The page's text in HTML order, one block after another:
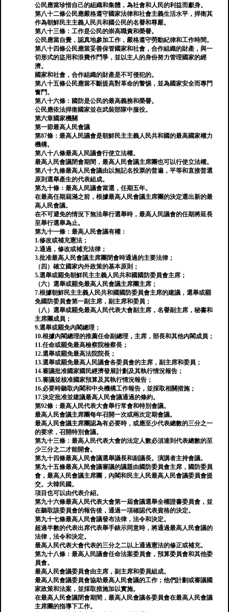
公民應當珍惜自己的組織和集體，為社會和人民的利益而獻身。
第八十二條公民應嚴格遵守國家法律和社會主義生活水平，捍衛其
作為朝鮮民主主義人民共和國公民的名譽和尊嚴。
第八十三條：工作是公民的崇高職責和榮譽。
公民應當自覺，認真地參加工作，嚴格遵守勞動紀律和工作時間。
第八十四條公民應當妥善保管國家和社會，合作組織的財產，與一
切形式的盜用和浪費作鬥爭，並以主人的身份努力管理國家的經
濟。
國家和社會，合作組織的財產是不可侵犯的。
第八十五條公民應當不斷提高對革命的警惕，並為國家安全而專門
奮鬥。
第八十六條：國防是公民的最高義務和榮譽。
公民應依法捍衛國家並在武裝部隊中服役。
第六章國家機關
第一節最高人民會議
第87條：最高人民議會是朝鮮民主主義人民共和國的最高國家權力
機構。
第八十八條最高人民議會行使立法權。
最高人民會議閉會期間，最高人民會議主席團也可以行使立法權。
第八十九條最高人民會議由以無記名投票的普遍，平等和直接普選
原則選舉產生的代表組成。
第九十條：最高人民議會當選，任期五年。
在最高任期屆滿之前，根據最高人民會議主席團的決定選出新的最
高人民會議。
在不可避免的情況下無法舉行選舉時，最高人民議會的任期將延長
至舉行選舉為止。
第九十一條：最高人民會議有權：
1.修改或補充憲法；
2.通過，修改或補充法律；
3.批准最高人民會議主席團閉會時通過的主要法律；
（四）確立國家內外政策的基本原則；
5.選舉或罷免朝鮮民主主義人民共和國國防委員會主席；
（六）選舉或罷免最高人民會議主席團主席；
7.根據朝鮮民主主義人民共和國國防委員會主席的建議，選舉或罷
免國防委員會第一副主席，副主席和委員；
（八）選舉或罷免最高人民代表大會副主席，名譽副主席，秘書和
主席團成員；
9.選舉或罷免內閣總理；
10.根據內閣總理的推薦任命副總理，主席，部長和其他內閣成員；
11.任命或罷免最高檢察院檢察長；
12.選舉或罷免最高法院院長；
13.選舉或罷免最高人民議會各委員會的主席，副主席和委員；
14.審議批准國家國民經濟發展計劃及其執行情況報告；
15.審議並核准國家預算及其執行情況報告；
16.必要時聽取內閣和中央機構工作報告，並採取相關措施；
17.決定批准並建議最高人民會議通過的條約。
第92條：最高人民代表大會舉行常會和特別會議。
最高人民會議主席團每年召開一次或兩次定期會議。
最高人民會議主席團認為有必要時，或應至少代表總數的三分之一
的要求，召開特別會議。
第九十三條：最高人民代表大會的法定人數必須達到代表總數的至
少三分之二才能開會。
第九十四條最高人民會議選舉議長和副議長。演講者主持會議。
第九十五條最高人民會議審議的議題由國防委員會主席，國防委員
會，最高人民會議主席團，內閣和民主人民最高人民會議委員會提
交。大韓民國。
項目也可以由代表介紹。
第九十六條最高人民代表大會第一屆會議選舉全權證書委員會，並
在聽取該委員會的報告後，通過一項確認代表資格的決定。
第九十七條最高人民會議發布法律，法令和決定。
超過半數的代表出席代表舉手錶示同意時，將通過最高人民會議的
法律，法令和決定。
最高人民代表大會代表的三分之二以上通過憲法的修正或補充。
第九十八條：最高人民議會任命法案委員會，預算委員會和其他委
員會。
最高人民會議委員會由主席，副主席和委員組成。
最高人民會議委員會協助最高人民會議的工作；他們計劃或審議國
家政策和法案，並採取措施加以實施。
在最高人民會議閉會期間，最高人民會議各委員會在最高人民會議
主席團的指導下工作。